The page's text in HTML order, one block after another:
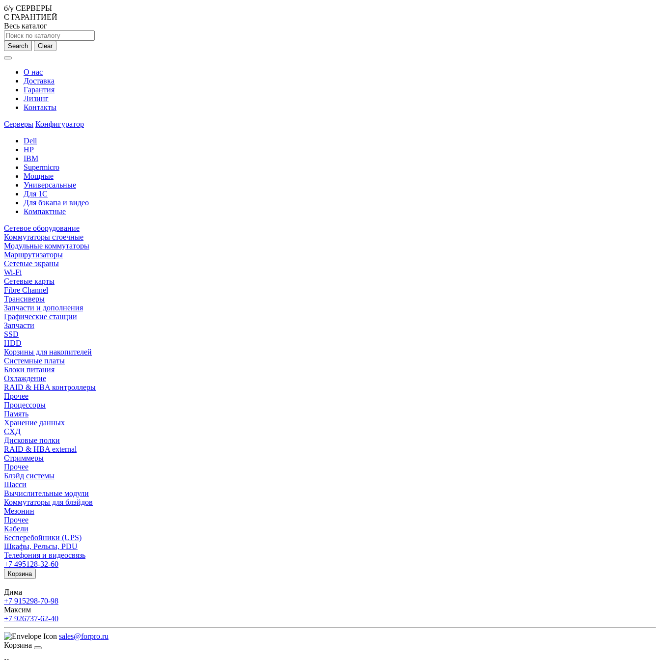
б/у СЕРВЕРЫ
С ГАРАНТИЕЙ
Весь каталог
Search Clear
О нас
Доставка
Гарантия
Лизинг
Контакты
Серверы Конфигуратор
Dell
HP
IBM
Supermicro
Мощные
Универсальные
Для 1С
Для бэкапа и видео
Компактные
Сетевое оборудование
Коммутаторы стоечные
Модульные коммутаторы
Маршрутизаторы
Сетевые экраны
Wi-Fi
Сетевые карты
Fibre Channel
Трансиверы
Запчасти и дополнения
Графические станции
Запчасти
SSD
HDD
Корзины для накопителей
Системные платы
Блоки питания
Охлаждение
RAID & HBA контроллеры
Прочее
Процессоры
Память
Хранение данных
СХД
Дисковые полки
RAID & HBA external
Стриммеры
Прочее
Блэйд системы
Шасси
Вычислительные модули
Коммутаторы для блэйдов
Мезонин
Прочее
Кабели
Бесперебойники (UPS)
Шкафы, Рельсы, PDU
Телефония и видеосвязь
+7 495128-32-60
Корзина
Дима
+7 915298-70-98
Максим
+7 926737-62-40
sales@forpro.ru
Корзина